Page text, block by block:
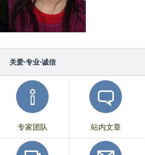
关爱·专业·诚信
专家团队 站内文章